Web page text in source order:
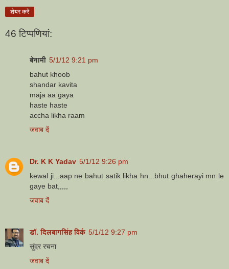
शेयर करें
46 टिप्‍पणियां:
बेनामी 5/1/12 9:21 pm
bahut khoob
shandar kavita
maja aa gaya
haste haste
accha likha raam
जवाब दें
Dr. K K Yadav 5/1/12 9:26 pm
kewal ji...aap ne bahut satik likha hn...bhut ghaherayi mn le
gaye bat,,,,,
जवाब दें
डॉ. दिलबागसिंह विर्क 5/1/12 9:27 pm
सुंदर रचना
जवाब दें